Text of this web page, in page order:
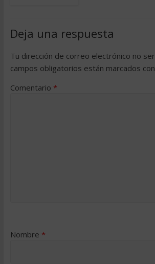
Deja una respuesta
Tu dirección de correo electrónico no
campos obligatorios están marcados con
Comentario *
Nombre *